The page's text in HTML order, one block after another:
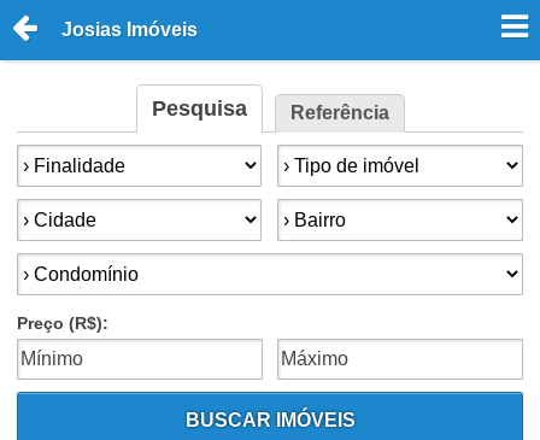
Josias Imóveis
Pesquisa Referência
Finalidade: Tipo de imóvel:
Cidade: Bairro:
Condomínios:
Preço (R$):
BUSCAR IMÓVEIS